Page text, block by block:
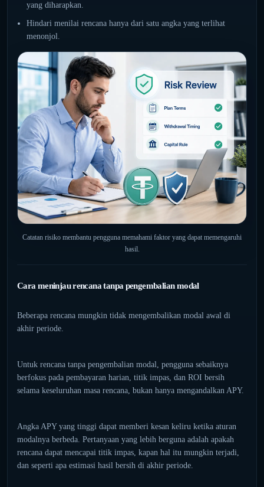
yang diharapkan.
Hindari menilai rencana hanya dari satu angka yang terlihat
menonjol.
Catatan risiko membantu pengguna memahami faktor yang dapat memengaruhi
hasil.
Cara meninjau rencana tanpa pengembalian modal
Beberapa rencana mungkin tidak mengembalikan modal awal di
akhir periode.
Untuk rencana tanpa pengembalian modal, pengguna sebaiknya
berfokus pada pembayaran harian, titik impas, dan ROI bersih
selama keseluruhan masa rencana, bukan hanya mengandalkan APY.
Angka APY yang tinggi dapat memberi kesan keliru ketika aturan
modalnya berbeda. Pertanyaan yang lebih berguna adalah apakah
rencana dapat mencapai titik impas, kapan hal itu mungkin terjadi,
dan seperti apa estimasi hasil bersih di akhir periode.